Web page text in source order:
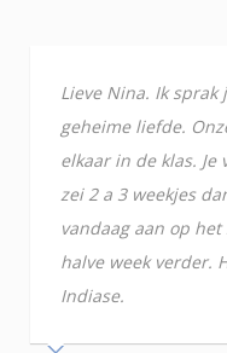
Lieve Nina. Ik
geheime liefde.
elkaar in de klas. Je
zei 2 a 3 weekjes
vandaag aan op
halve week verder.
Indiase.